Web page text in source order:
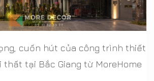
cuốn hút của công trình thiết
thất tại Bắc Giang từ MoreHome